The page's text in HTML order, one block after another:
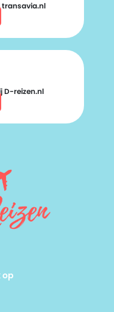
transavia.nl
D-reizen.nl
op